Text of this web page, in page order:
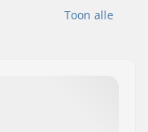
Toon alle